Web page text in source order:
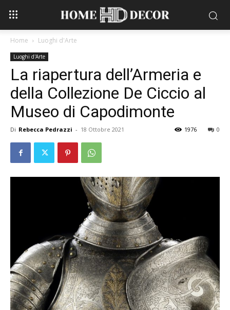
Home Luoghi d'Arte
Luoghi d'Arte
La riapertura dell’Armeria e
della Collezione De Ciccio al
Museo di Capodimonte
Di Rebecca Pedrazzi - 18 Ottobre 2021 0
1976